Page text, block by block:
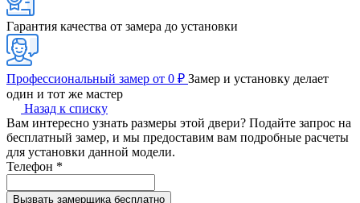
Гарантия качества от замера до установки
Профессиональный замер от 0 ₽ Замер и установку делает
один и тот же мастер
Назад к списку
Вам интересно узнать размеры этой двери? Подайте запрос на
бесплатный замер, и мы предоставим вам подробные расчеты
для установки данной модели.
Телефон *